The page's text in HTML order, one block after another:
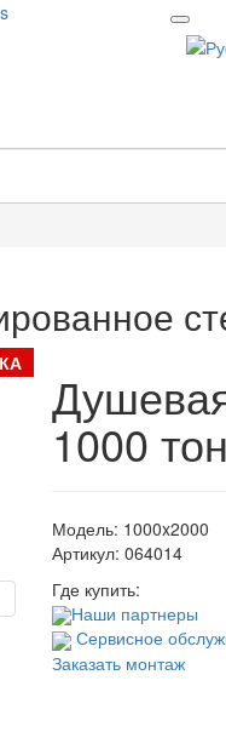
1000
Модель: 1000x2000
Артикул: 064014
Где купить:
Наши партнеры
Сервисное
Заказать монтаж